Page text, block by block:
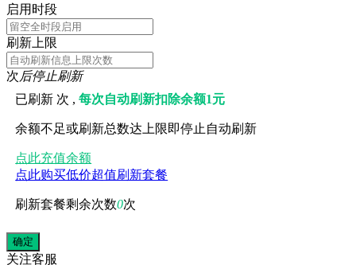
启用时段
刷新上限
次后停止刷新
已刷新 次 ,每次自动刷新扣除余额1元
余额不足或刷新总数达上限即停止自动刷新
点此充值余额
点此购买低价超值刷新套餐
刷新套餐剩余次数0次
关注客服